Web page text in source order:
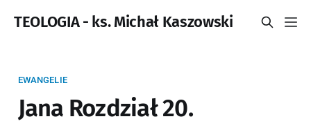
TEOLOGIA - ks. Michał Kaszowski
EWANGELIE
Jana Rozdział 20.